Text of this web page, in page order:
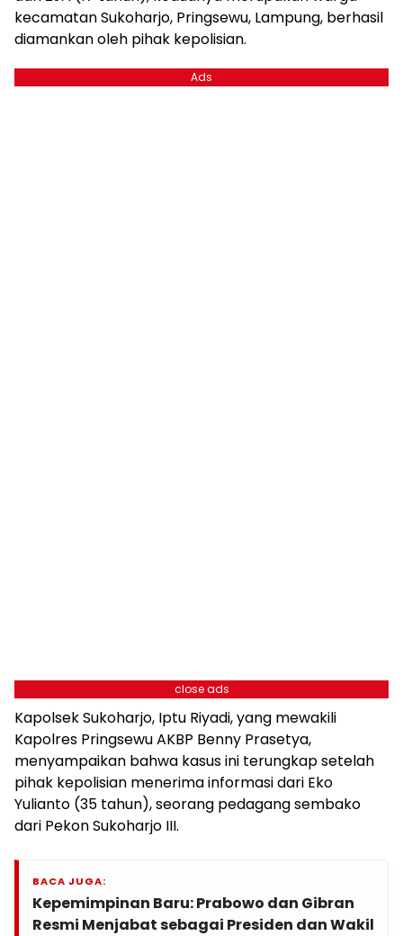
kecamatan Sukoharjo, Pringsewu, Lampung, berhasil
diamankan oleh pihak kepolisian.
Ads
close ads
Kapolsek Sukoharjo, Iptu Riyadi, yang mewakili
Kapolres Pringsewu AKBP Benny Prasetya,
menyampaikan bahwa kasus ini terungkap setelah
pihak kepolisian menerima informasi dari Eko
Yulianto (35 tahun), seorang pedagang sembako
dari Pekon Sukoharjo III.
BACA JUGA:
Kepemimpinan Baru: Prabowo dan Gibran
Resmi Menjabat sebagai Presiden dan Wakil